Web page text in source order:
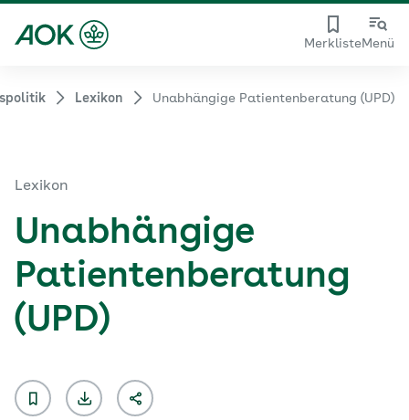
MerklisteMenü
Lexikon Unabhängige Patientenberatung (UPD)
Lexikon
Unabhängige
Patientenberatung
(UPD)